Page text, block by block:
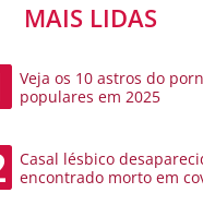
MAIS LIDAS
Veja os 10 astros do
populares em 2025
Casal lésbico
encontrado morto em